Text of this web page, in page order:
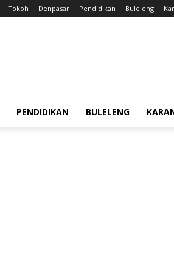
Tokoh Denpasar Pendidikan Buleleng
PENDIDIKAN BULELENG